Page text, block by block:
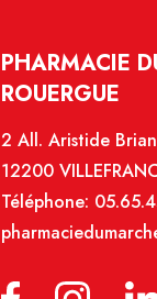
PHARMACIE
ROUERGUE
2 All. Aristide
12200
Téléphone: